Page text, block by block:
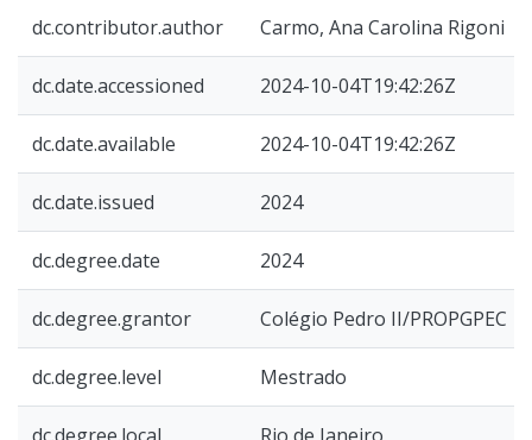
dc.contributor.author Carmo, Ana Carolina Rigoni
dc.date.accessioned 2024-10-04T19:42:26Z
dc.date.available 2024-10-04T19:42:26Z
dc.date.issued 2024
dc.degree.date 2024
dc.degree.grantor Colégio Pedro II/PROPGPEC
dc.degree.level Mestrado